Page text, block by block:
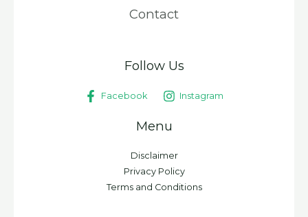
Contact
Follow Us
Facebook Instagram
Menu
Disclaimer
Privacy Policy
Terms and Conditions